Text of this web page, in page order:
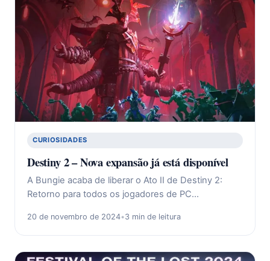
CURIOSIDADES
Destiny 2 – Nova expansão já está disponível
A Bungie acaba de liberar o Ato II de Destiny 2:
Retorno para todos os jogadores de PC…
20 de novembro de 2024•3 min de leitura